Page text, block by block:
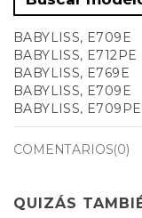
BABYLISS, E709E
BABYLISS, E712PE
BABYLISS, E769E
BABYLISS, E709E
BABYLISS,
COMENTARIOS(0)
QUIZÁS